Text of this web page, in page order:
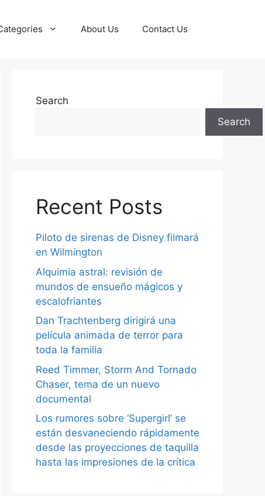
About Us Contact Us
Search
Search
Recent Posts
Piloto de sirenas de Disney filmará
en Wilmington
Alquimia astral: revisión de
mundos de ensueño mágicos y
escalofriantes
Dan Trachtenberg dirigirá una
película animada de terror para
toda la familia
Reed Timmer, Storm And Tornado
Chaser, tema de un nuevo
documental
Los rumores sobre ‘Supergirl’ se
están desvaneciendo rápidamente
desde las proyecciones de taquilla
hasta las impresiones de la crítica